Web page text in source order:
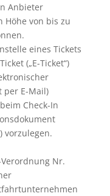
Anbieter
Höhe von bis zu
eines Tickets
(„E-Ticket“)
per E-Mail)
Check-In
vorzulegen.
Nr.